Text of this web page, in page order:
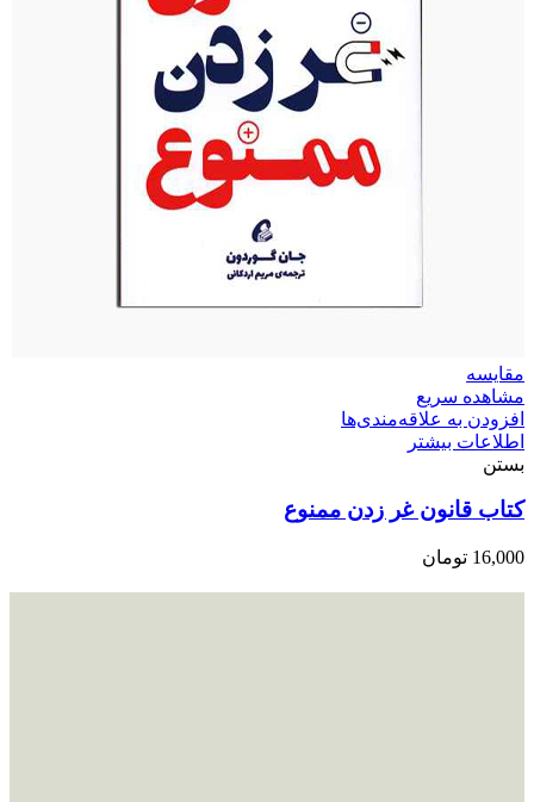
مقایسه
مشاهده سریع
افزودن به علاقه‌مندی‌ها
اطلاعات بیشتر
بستن
کتاب قانون غر زدن ممنوع
16,000 تومان